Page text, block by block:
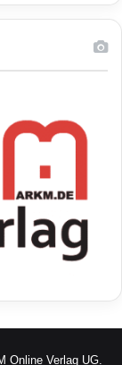
Online Verlag UG.